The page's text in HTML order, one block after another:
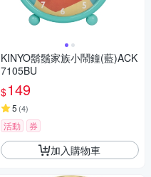
KINYO鬍鬚家族小鬧鐘(藍)ACK
7105BU
$149
5 (4)
活動 券
加入購物車